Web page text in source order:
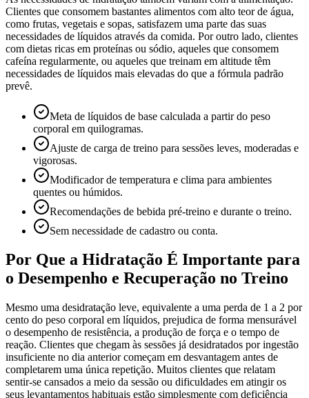
Clientes que consomem bastantes alimentos com alto teor de água,
como frutas, vegetais e sopas, satisfazem uma parte das suas
necessidades de líquidos através da comida. Por outro lado, clientes
com dietas ricas em proteínas ou sódio, aqueles que consomem
cafeína regularmente, ou aqueles que treinam em altitude têm
necessidades de líquidos mais elevadas do que a fórmula padrão
prevê.
Meta de líquidos de base calculada a partir do peso
corporal em quilogramas.
Ajuste de carga de treino para sessões leves, moderadas e
vigorosas.
Modificador de temperatura e clima para ambientes
quentes ou húmidos.
Recomendações de bebida pré-treino e durante o treino.
Sem necessidade de cadastro ou conta.
Por Que a Hidratação É Importante para
o Desempenho e Recuperação no Treino
Mesmo uma desidratação leve, equivalente a uma perda de 1 a 2 por
cento do peso corporal em líquidos, prejudica de forma mensurável
o desempenho de resistência, a produção de força e o tempo de
reação. Clientes que chegam às sessões já desidratados por ingestão
insuficiente no dia anterior começam em desvantagem antes de
completarem uma única repetição. Muitos clientes que relatam
sentir-se cansados a meio da sessão ou dificuldades em atingir os
seus levantamentos habituais estão simplesmente com deficiência